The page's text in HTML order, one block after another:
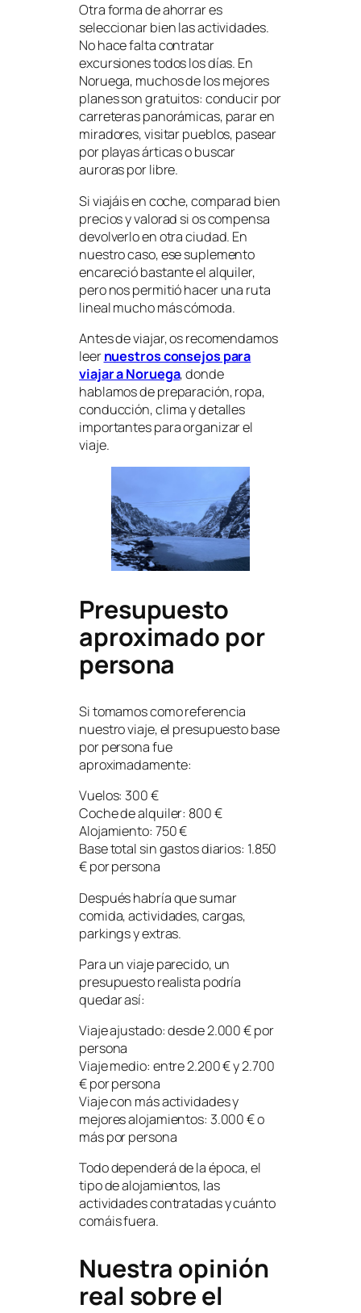
Otra forma de ahorrar es
seleccionar bien las actividades.
No hace falta contratar
excursiones todos los días. En
Noruega, muchos de los mejores
planes son gratuitos: conducir por
carreteras panorámicas, parar en
miradores, visitar pueblos, pasear
por playas árticas o buscar
auroras por libre.
Si viajáis en coche, comparad bien
precios y valorad si os compensa
devolverlo en otra ciudad. En
nuestro caso, ese suplemento
encareció bastante el alquiler,
pero nos permitió hacer una ruta
lineal mucho más cómoda.
Antes de viajar, os recomendamos
leernuestros consejos para
viajar a Noruega, donde
hablamos de preparación, ropa,
conducción, clima y detalles
importantes para organizar el
viaje.
Presupuesto
aproximado por
persona
Si tomamos como referencia
nuestro viaje, el presupuesto base
por persona fue
aproximadamente:
Vuelos: 300 €
Coche de alquiler: 800 €
Alojamiento: 750 €
Base total sin gastos diarios: 1.850
€ por persona
Después habría que sumar
comida, actividades, cargas,
parkings y extras.
Para un viaje parecido, un
presupuesto realista podría
quedar así:
Viaje ajustado: desde 2.000 € por
persona
Viaje medio: entre 2.200 € y 2.700
€ por persona
Viaje con más actividades y
mejores alojamientos: 3.000 € o
más por persona
Todo dependerá de la época, el
tipo de alojamientos, las
actividades contratadas y cuánto
comáis fuera.
Nuestra opinión
real sobre el